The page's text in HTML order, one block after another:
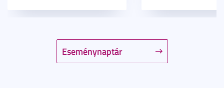
Eseménynaptár